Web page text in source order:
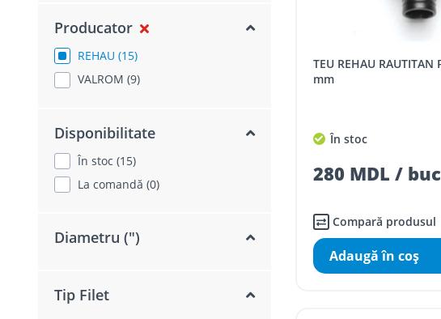
Producator
REHAU (15)
VALROM (9)
Disponibilitate
În stoc (15)
La comandă (0)
Diametru (")
Tip Filet
TEU REHAU RAUTITAN PX D 25x16x25
mm
În stoc
280 MDL / buc
Compară produsul
Adaugă în coş